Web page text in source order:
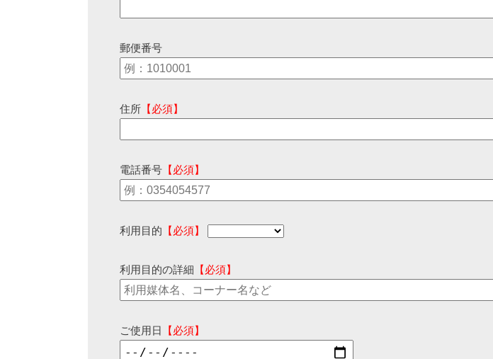
郵便番号
住所 【必須】
電話番号 【必須】
利用目的 【必須】
利用目的の詳細 【必須】
ご使用日 【必須】